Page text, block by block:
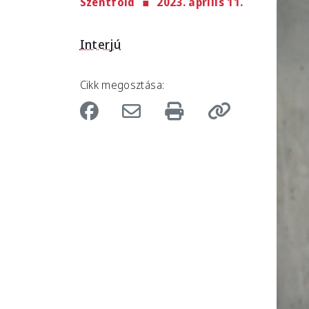
Interjú
Cikk megosztása: